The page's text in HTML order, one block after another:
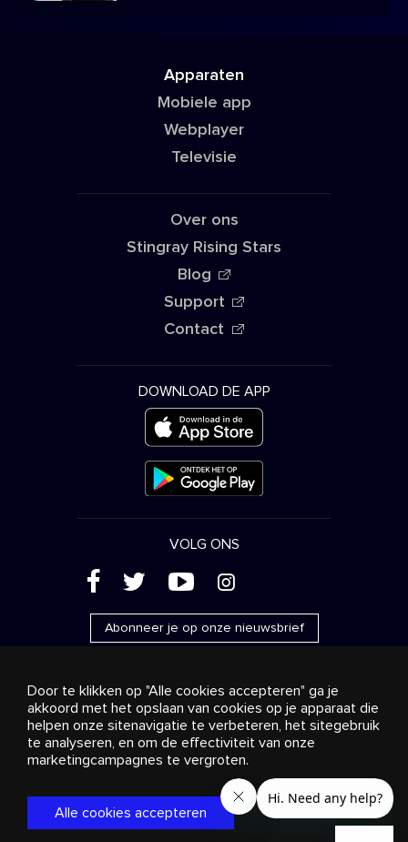
Apparaten
Mobiele app
Webplayer
Televisie
Over ons
Stingray Rising Stars
Blog
Support
Contact
DOWNLOAD DE APP
VOLG ONS
( ' + &
Abonneer je op onze nieuwsbrief
Reclame
Streaming en distributie
Consumentenproducten
Bedrijfsoplossingen
Over ons
Cookies settings
© 2018-2025 Stingray Group Inc. Alle rechten voorbehouden.
STINGRAY®, STINGRAY® MUSIC en andere verwante merken
en logo’s zijn handelsmerken van Stingray Group in Canada,
Door te klikken op "Alle cookies accepteren" ga je
akkoord met het opslaan van cookies op je apparaat die
helpen onze sitenavigatie te verbeteren, het sitegebruik
te analyseren, en om de effectiviteit van onze
marketingcampagnes te vergroten.
Alle cookies accepteren